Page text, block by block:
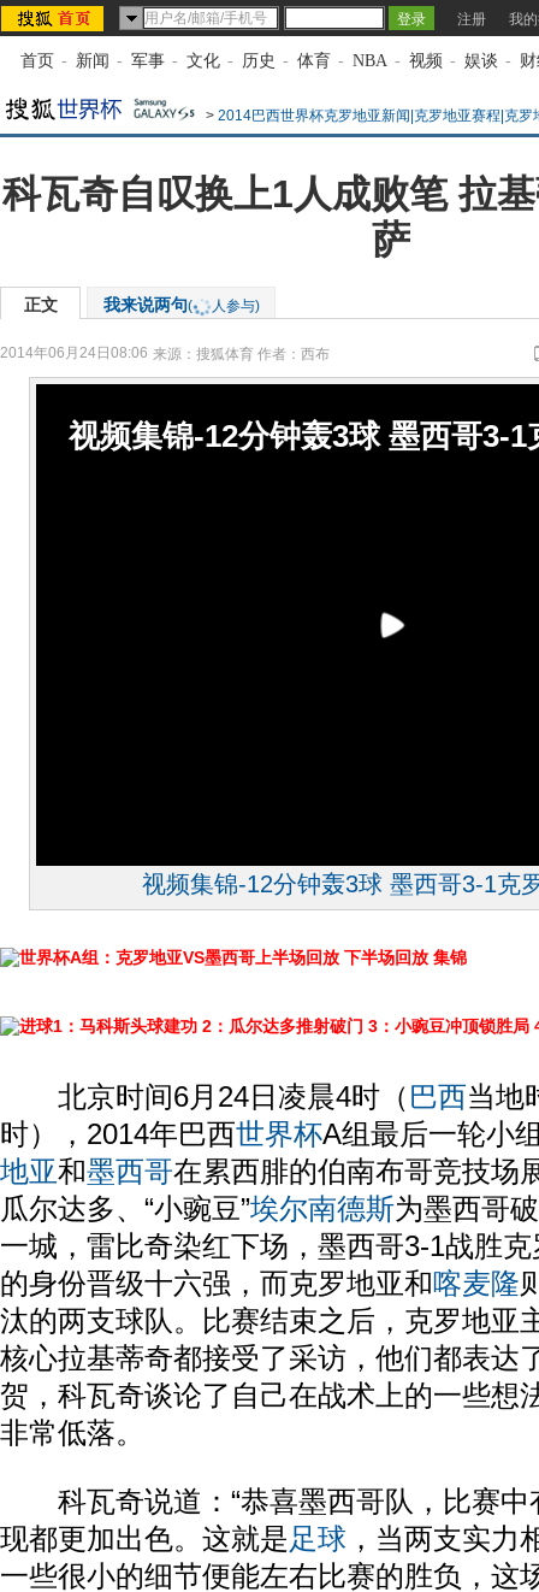
注册 我
首页 - 新闻 - 军事 - 文化 - 历史 - 体育 - NBA - 视频 - 娱谈 -
> 2014巴西世界杯克罗地亚新闻|克罗地亚赛程|克罗
科瓦奇自叹换上1人成败笔 拉
萨
正文 我来说两句( 人参与)
2014年06月24日08:06 来源： 搜狐体育 作者：西布
视频集锦-12分钟轰3球 墨西哥3-1
视频集锦-12分钟轰3球 墨西哥3-1克
世界杯A组：克罗地亚VS墨西哥上半场回放 下半场回放 集锦
进球1：马科斯头球建功 2：瓜尔达多推射破门 3：小豌豆冲顶锁胜局
北京时间6月24日凌晨4时（巴西当地
时），2014年巴西世界杯A组最后一轮小
地亚和墨西哥在累西腓的伯南布哥竞技场
瓜尔达多、“小豌豆”埃尔南德斯为墨西哥
一城，雷比奇染红下场，墨西哥3-1战胜
的身份晋级十六强，而克罗地亚和喀麦隆
汰的两支球队。比赛结束之后，克罗地亚
核心拉基蒂奇都接受了采访，他们都表达
贺，科瓦奇谈论了自己在战术上的一些想
非常低落。
科瓦奇说道：“恭喜墨西哥队，比赛中
现都更加出色。这就是足球 ，当两支实力
一些很小的细节便能左右比赛的胜负，这